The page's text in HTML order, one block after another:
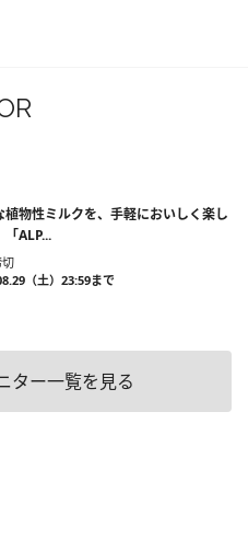
植物性ミルクを、手軽においしく楽し
「ALP...
（土）23:59まで
ター一覧を見る